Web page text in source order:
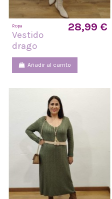
Ropa
Vestido
drago
28,99 €
Añadir al carrito